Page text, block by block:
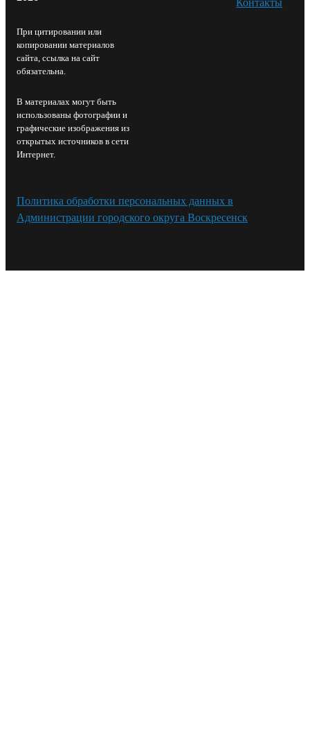
При цитировании или
копировании материалов
сайта, ссылка на сайт
обязательна.
В материалах могут быть
использованы фотографии и
графические изображения из
открытых источников в сети
Интернет.
Политика обработки персональных данных в
Администрации городского округа Воскресенск